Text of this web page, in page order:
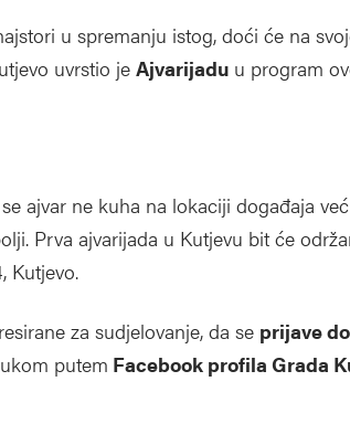
u spremanju istog, doći će na
uvrstio jeAjvarijadu u program
ajvar ne kuha na lokaciji događaja
Prva ajvarijada u Kutjevu bit će
Kutjevo.
za sudjelovanje, da se prijave
putem Facebook profila Grada